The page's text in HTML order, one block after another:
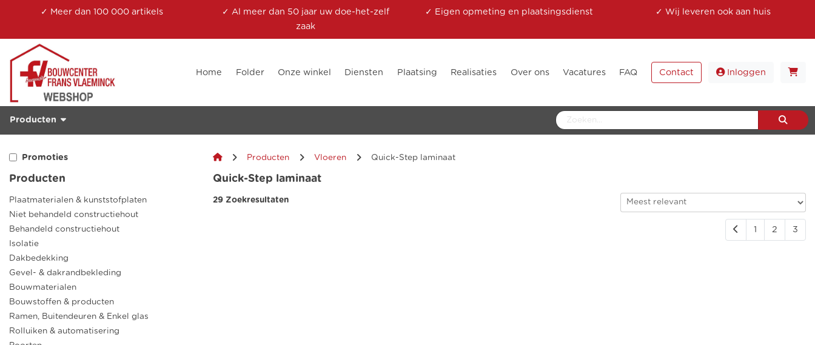
✓ Meer dan 100 000 artikels
✓ Al meer dan 50 jaar uw doe-het-zelf
zaak
✓ Eigen opmeting en plaatsingsdienst ✓ Wij leveren ook aan huis
Home Folder Onze winkel Diensten Plaatsing Realisaties Over ons Vacatures FAQ Contact Inloggen
Producten
Promoties
Producten
Plaatmaterialen & kunststofplaten
Niet behandeld constructiehout
Behandeld constructiehout
Isolatie
Dakbedekking
Gevel- & dakrandbekleding
Bouwmaterialen
Bouwstoffen & producten
Ramen, Buitendeuren & Enkel glas
Rolluiken & automatisering
Producten Vloeren Quick-Step laminaat
Quick-Step laminaat
29 Zoekresultaten
1 2 3